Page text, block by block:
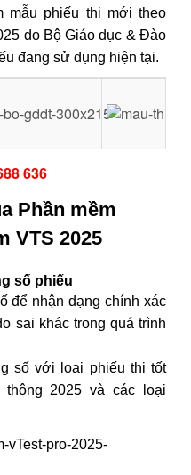
mẫu phiếu thi mới theo
do Bộ Giáo dục & Đào
đang sử dụng hiện tại.
636
Phần mềm
VTS 2025
số phiếu
để nhận dạng chính xác
sai khác trong quá trình
số với loại phiếu thi tốt
thông 2025 và các loại